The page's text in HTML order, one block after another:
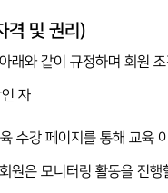
격 및 권리)
래와 같이 규정하며 회원
자
수강 페이지를 통해 교육
원은 모니터링 활동을 진